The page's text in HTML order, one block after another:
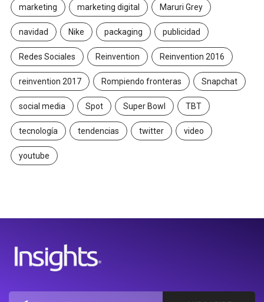
marketing marketing digital Maruri Grey
navidad Nike packaging publicidad
Redes Sociales Reinvention Reinvention 2016
reinvention 2017 Rompiendo fronteras Snapchat
social media Spot Super Bowl TBT
tecnología tendencias twitter video
youtube